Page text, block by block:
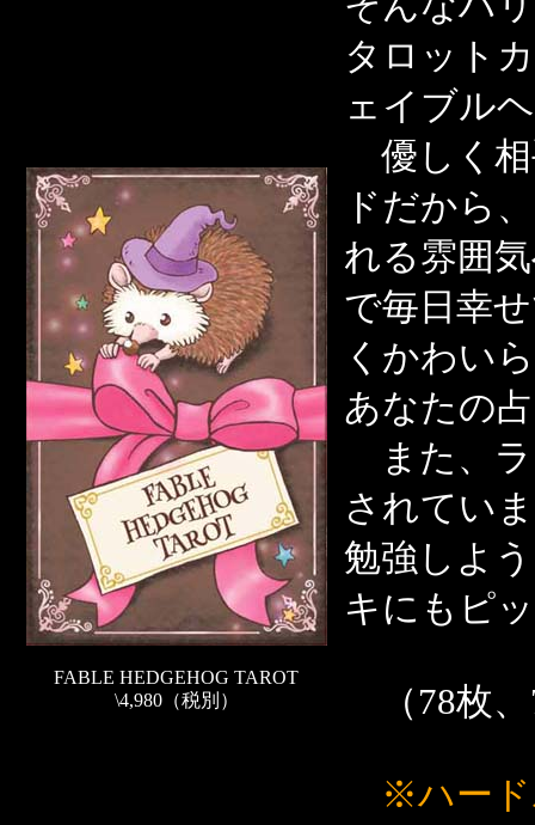
FABLE HEDGEHOG TAROT
\4,980（税別）
タロット
ェイブル
優しく相
ドだから
れる雰囲
で毎日幸
くかわい
あなたの
また、ラ
されてい
勉強しよ
キにもピ
（78枚、
※ハー